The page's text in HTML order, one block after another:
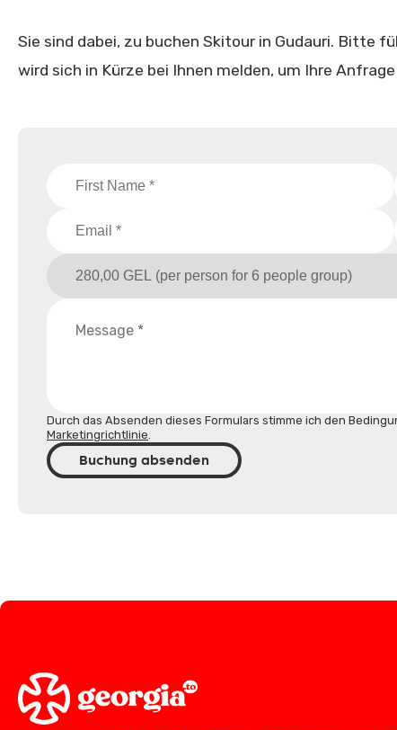
Sie sind dabei, zu buchen Skitour in Gudauri. Bitte
wird sich in Kürze bei Ihnen melden, um Ihre
Durch das Absenden dieses Formulars stimme ich den
Marketingrichtlinie.
Buchung absenden